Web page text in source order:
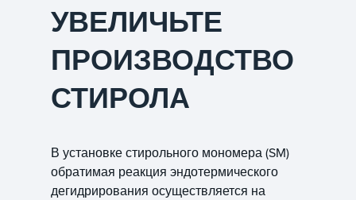
УВЕЛИЧЬТЕ
ПРОИЗВОДСТВО
СТИРОЛА
В установке стирольного мономера (SM)
обратимая реакция эндотермического
дегидрирования осуществляется на